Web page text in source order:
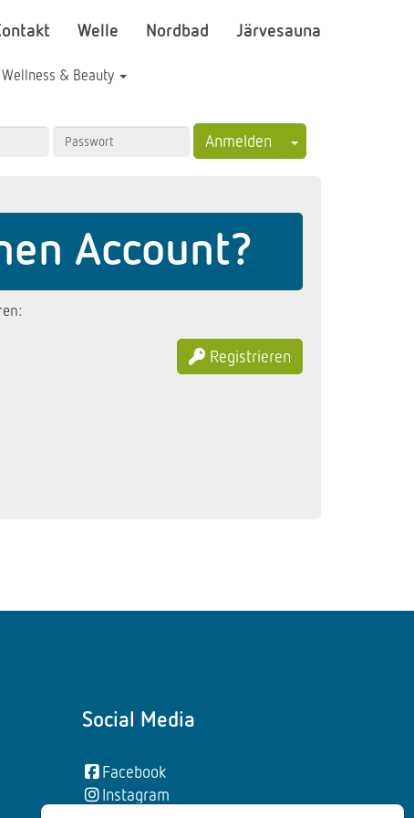
Welle Nordbad Järvesauna
Wellness & Beauty
Anmelden Toggle Dropdown
Account?
Registrieren
Social Media
Facebook
Instagram